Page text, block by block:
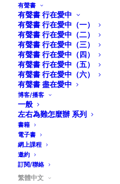
有聲書
有聲書 行在愛中
有聲書 行在愛中（一）
有聲書 行在愛中（二）
有聲書 行在愛中（三）
有聲書 行在愛中（四）
有聲書 行在愛中（五）
有聲書 行在愛中（六）
有聲書 盡在愛中
博客/播客
一般
左右為難怎麼辦 系列
書籍
電子書
網上課程
邀約
訂閱/聯絡
繁體中文
抗命、認命
一、四15-17
邱清萍著
2020.9.7.
經文:帖一
七省。亞哈隨魯王在書珊城的
一切首領臣僕設擺筵席。有波
的貴冑與首領、在他面前。他
美好威嚴的尊貴、給他們看了